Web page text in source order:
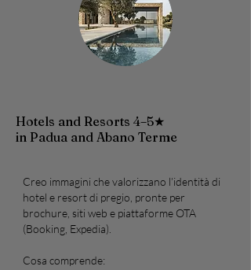
Hotels and Resorts 4–5★
in Padua and Abano Terme
Creo immagini che valorizzano l’identità di
hotel e resort di pregio, pronte per
brochure, siti web e piattaforme OTA
(Booking, Expedia).
Cosa comprende: